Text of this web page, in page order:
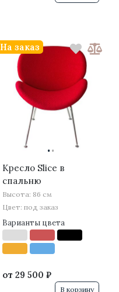
··
Кресло Slice в
спальню
Высота: 86 см
Цвет: под заказ
Варианты цвета
от 29 500 ₽
На заказ
В корзину